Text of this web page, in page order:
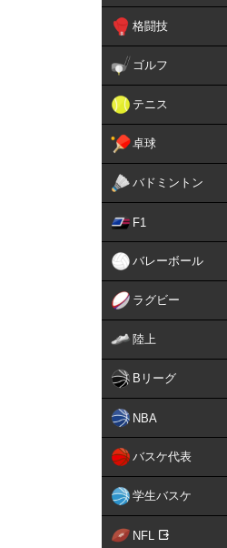
格闘技
ゴルフ
テニス
卓球
バドミントン
F1
バレーボール
ラグビー
陸上
Bリーグ
NBA
バスケ代表
学生バスケ
NFL